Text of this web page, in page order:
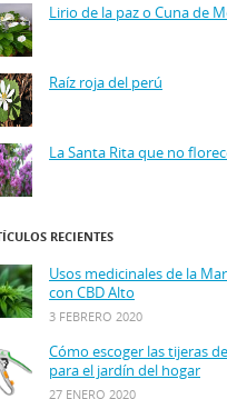
Lirio de la paz o Cuna de
Raíz roja del perú
La Santa Rita que no
RECIENTES
Usos medicinales de la
con CBD Alto
3 FEBRERO 2020
Cómo escoger las tijeras
para el jardín del hogar
27 ENERO 2020